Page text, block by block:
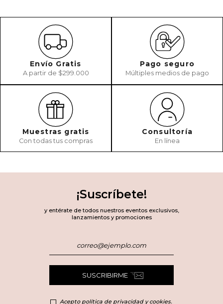
Envío Gratis
A partir de $299.000
Pago seguro
Múltiples medios de pago
Muestras gratis
Con todas tus compras
Consultoría
En línea
¡Suscríbete!
y entérate de todos nuestros eventos exclusivos,
lanzamientos y promociones
SUSCRIBIRME
Acepto política de privacidad y cookies.